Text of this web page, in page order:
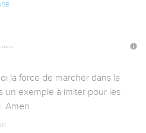
mois
la force de marcher dans la
un exemple à imiter pour les
Amen.